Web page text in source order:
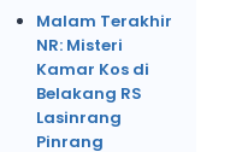
Malam Terakhir
NR: Misteri
Kamar Kos di
Belakang RS
Lasinrang
Pinrang